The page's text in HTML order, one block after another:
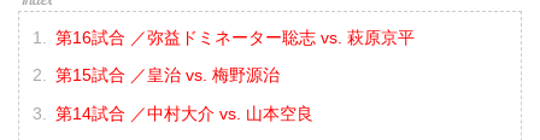
第16試合 ／弥益ドミネーター聡志 vs. 萩原京平
第15試合 ／皇治 vs. 梅野源治
第14試合 ／中村大介 vs. 山本空良